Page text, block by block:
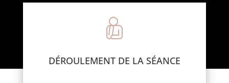
DÉROULEMENT DE LA SÉANCE